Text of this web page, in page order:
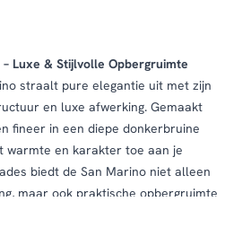
Luxe & Stijlvolle Opbergruimte
straalt pure elegantie uit met zijn
en luxe afwerking. Gemaakt
fineer in een diepe donkerbruine
warmte en karakter toe aan je
biedt de San Marino niet alleen
maar ook praktische opbergruimte